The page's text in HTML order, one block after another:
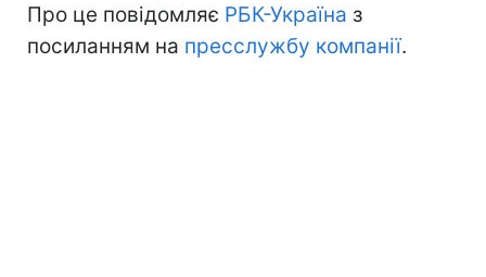
Про це повідомляє РБК-Україна з
посиланням на пресслужбу компанії.